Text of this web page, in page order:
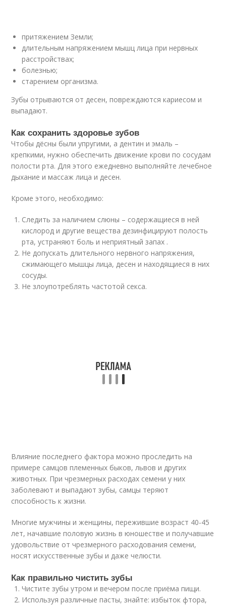
притяжением Земли;
длительным напряжением мышц лица при нервных
расстройствах;
болезнью;
старением организма.
Зубы отрываются от десен, повреждаются кариесом и
выпадают.
Как сохранить здоровье зубов
Чтобы дёсны были упругими, а дентин и эмаль –
крепкими, нужно обеспечить движение крови по сосудам
полости рта. Для этого ежедневно выполняйте лечебное
дыхание и массаж лица и десен.
Кроме этого, необходимо:
Следить за наличием слюны – содержащиеся в ней
кислород и другие вещества дезинфицируют полость
рта, устраняют боль и неприятный запах .
Не допускать длительного нервного напряжения,
сжимающего мышцы лица, десен и находящиеся в них
сосуды.
Не злоупотреблять частотой секса.
Влияние последнего фактора можно проследить на
примере самцов племенных быков, львов и других
животных. При чрезмерных расходах семени у них
заболевают и выпадают зубы, самцы теряют
способность к жизни.
Многие мужчины и женщины, пережившие возраст 40-45
лет, начавшие половую жизнь в юношестве и получавшие
удовольствие от чрезмерного расходования семени,
носят искусственные зубы и даже челюсти.
Как правильно чистить зубы
Чистите зубы утром и вечером после приёма пищи.
Используя различные пасты, знайте: избыток фтора,